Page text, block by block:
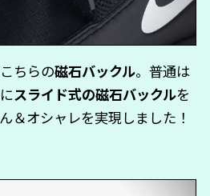
ちらの磁石バックル。普通は
スライド式の磁石バックルを
＆オシャレを実現しました！